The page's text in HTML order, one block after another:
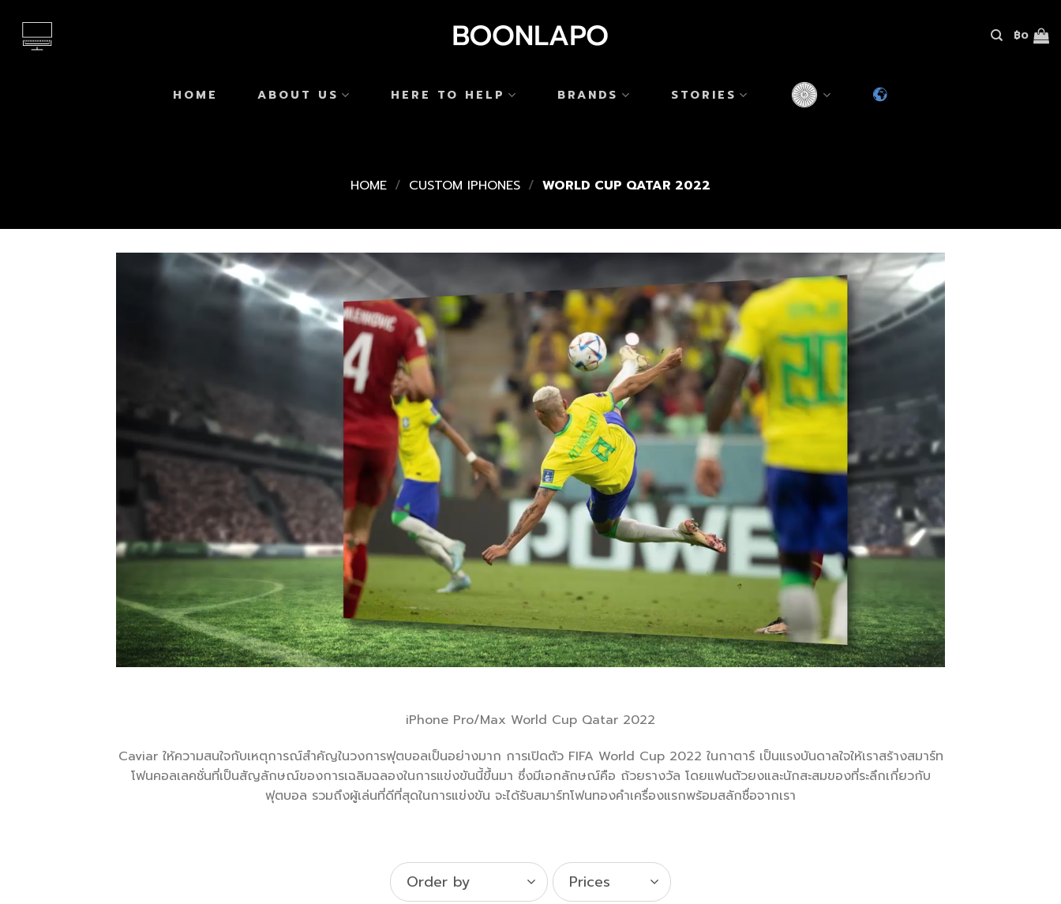
content
฿0
HOME ABOUT US HERE TO HELP BRANDS STORIES
HOME / CUSTOM IPHONES / WORLD CUP QATAR 2022
iPhone Pro/Max World Cup Qatar 2022
Caviar ให้ความสนใจกับเหตุการณ์สำคัญในวงการฟุตบอลเป็นอย่างมาก การเปิดตัว FIFA World Cup 2022 ในกาตาร์ เป็นแรงบันดาลใจให้เราสร้างสมาร์ท
โฟนคอลเลคชั่นที่เป็นสัญลักษณ์ของการเฉลิมฉลองในการแข่งขันนี้ขึ้นมา ซึ่งมีเอกลักษณ์คือ ถ้วยรางวัล โดยแฟนตัวยงและนักสะสมของที่ระลึกเกี่ยวกับ
ฟุตบอล รวมถึงผู้เล่นที่ดีที่สุดในการแข่งขัน จะได้รับสมาร์ทโฟนทองคำเครื่องแรกพร้อมสลักชื่อจากเรา
Order by Prices